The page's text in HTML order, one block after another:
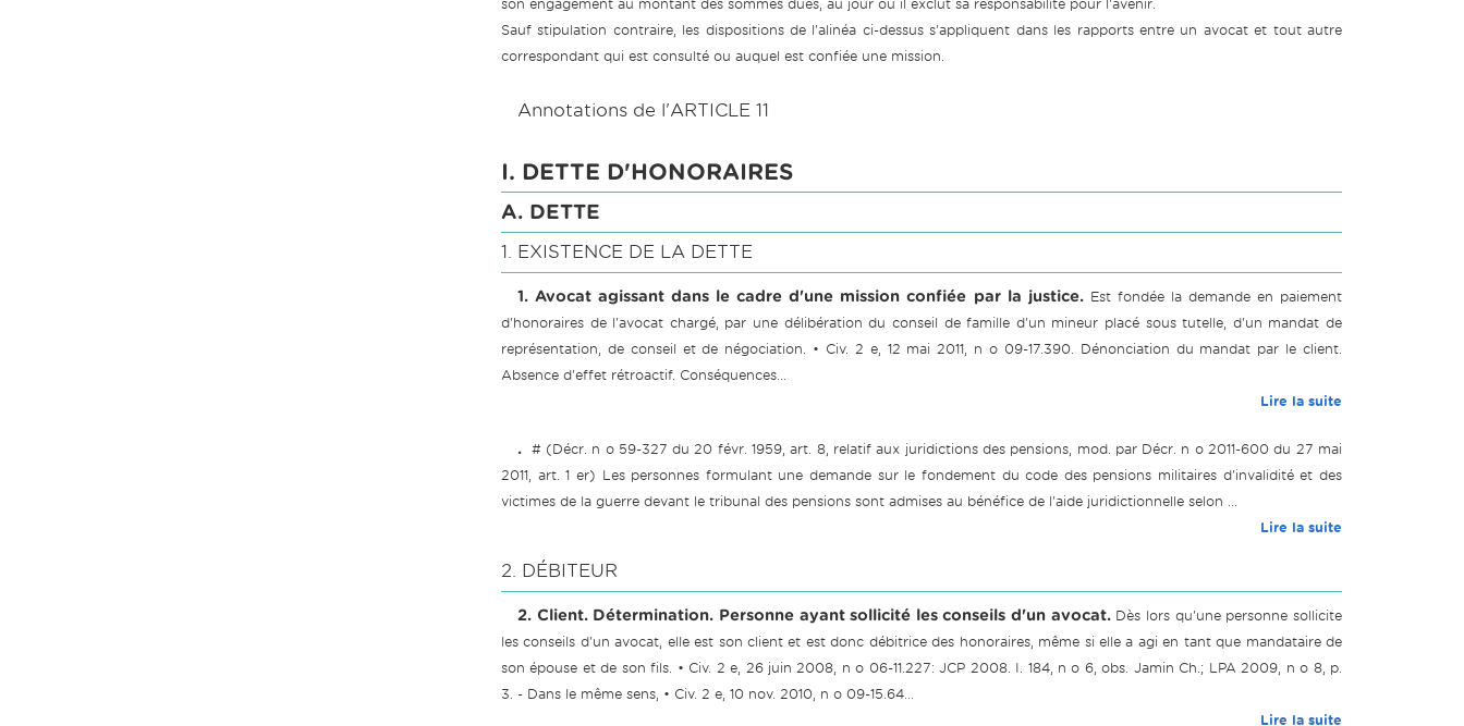
son engagement au montant des sommes dues, au jour où il exclut sa responsabilité pour l'avenir.
Sauf stipulation contraire, les dispositions de l'alinéa ci-dessus s'appliquent dans les rapports entre un avocat et tout autre
correspondant qui est consulté ou auquel est confiée une mission.
Annotations de l'ARTICLE 11
I. DETTE D'HONORAIRES
A. DETTE
1. EXISTENCE DE LA DETTE
1. Avocat agissant dans le cadre d'une mission confiée par la justice. Est fondée la demande en paiement
d'honoraires de l'avocat chargé, par une délibération du conseil de famille d'un mineur placé sous tutelle, d'un mandat de
représentation, de conseil et de négociation. • Civ. 2 e, 12 mai 2011, n o 09-17.390. Dénonciation du mandat par le client.
Absence d'effet rétroactif. Conséquences...
Lire la suite
. # (Décr. n o 59-327 du 20 févr. 1959, art. 8, relatif aux juridictions des pensions, mod. par Décr. n o 2011-600 du 27 mai
2011, art. 1 er) Les personnes formulant une demande sur le fondement du code des pensions militaires d'invalidité et des
victimes de la guerre devant le tribunal des pensions sont admises au bénéfice de l'aide juridictionnelle selon ...
Lire la suite
2. DÉBITEUR
2. Client. Détermination. Personne ayant sollicité les conseils d'un avocat. Dès lors qu'une personne sollicite
les conseils d'un avocat, elle est son client et est donc débitrice des honoraires, même si elle a agi en tant que mandataire de
son épouse et de son fils. • Civ. 2 e, 26 juin 2008, n o 06-11.227: JCP 2008. I. 184, n o 6, obs. Jamin Ch.; LPA 2009, n o 8, p.
3. - Dans le même sens, • Civ. 2 e, 10 nov. 2010, n o 09-15.64...
Lire la suite